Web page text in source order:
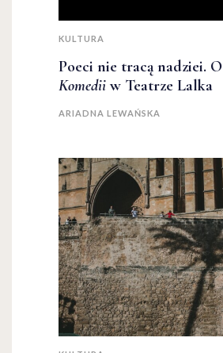
KULTURA
Poeci nie tracą nadziei. O
Komedii w Teatrze Lalka
ARIADNA LEWAŃSKA